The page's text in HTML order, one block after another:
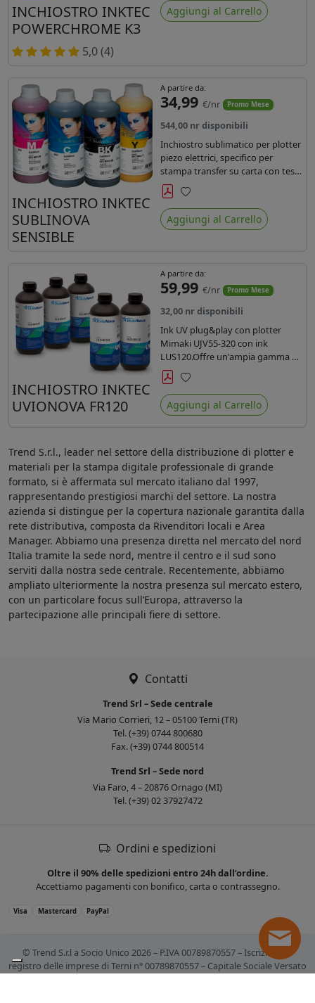
INCHIOSTRO INKTEC
POWERCHROME K3
5,0 (4)
altissima qualità e ridurre la curva
colore fino ad un 20 % rispetto
Aggiungi al Carrello
INCHIOSTRO INKTEC
SUBLINOVA
SENSIBLE
A partire da:
34,99 €/nr Promo Mese
544,00 nr disponibili
Inchiostro sublimatico per plotter
piezo elettrici, specifico per
stampa transfer su carta con teste
Epson EPS3200, 5113, dx4 e dx5.
Ecologico, conforme alla
normativa Reach e Oeko-Tex.
Preferiti
Aggiungi al Carrello
INCHIOSTRO INKTEC
UVIONOVA FR120
A partire da:
59,99 €/nr Promo Mese
32,00 nr disponibili
Ink UV plug&play con plotter
Mimaki UJV55-320 con ink
LUS120.Offre un'ampia gamma di
colori,una maggiore densità e un
minore ingiallimento rispetto agli
ink Mimaki LUS-120
Preferiti
Aggiungi al Carrello
Trend S.r.l., leader nel settore della distribuzione di plotter e
materiali per la stampa digitale professionale di grande
formato, si è affermata sul mercato italiano dal 1997,
rappresentando prestigiosi marchi del settore. La nostra
azienda si distingue per la copertura nazionale garantita dalla
rete distributiva, composta da Rivenditori locali e Area
Manager. Abbiamo una presenza diretta nel mercato del nord
Italia tramite la sede nord, mentre il centro e il sud sono
serviti dalla nostra sede centrale. Recentemente, abbiamo
ampliato ulteriormente la nostra presenza sul mercato estero,
con un particolare focus sull’Europa, attraverso la
partecipazione alle principali fiere di settore.
Contatti
Trend Srl – Sede centrale
Via Mario Corrieri, 12 – 05100 Terni (TR)
Tel. (+39) 0744 800680
Fax. (+39) 0744 800514
Trend Srl – Sede nord
Via Faro, 4 – 20876 Ornago (MI)
Tel. (+39) 02 37927472
Ordini e spedizioni
Oltre il 90% delle spedizioni entro 24h dall’ordine.
Accettiamo pagamenti con bonifico, carta o contrassegno.
Visa Mastercard PayPal
© Trend S.r.l a Socio Unico 2026 – P.IVA 00789870557 – Iscrizione al
registro delle imprese di Terni n° 00789870557 – Capitale Sociale Versato